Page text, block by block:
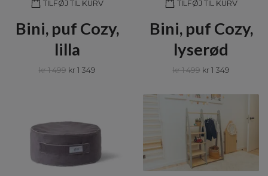
TILFØJ TIL KURV
Bini, puf Cozy,
lilla
kr 1 499 kr 1 349
TILFØJ TIL KURV
Bini, puf Cozy,
lyserød
kr 1 499 kr 1 349